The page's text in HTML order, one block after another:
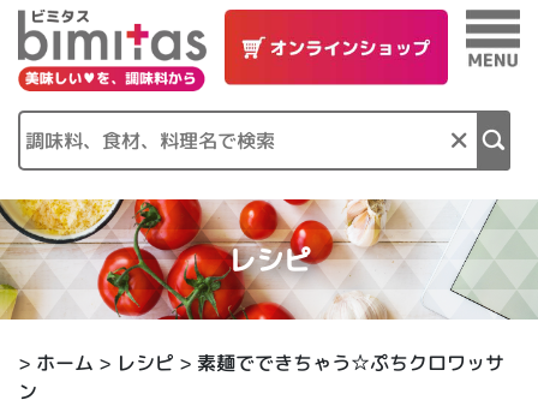
×
レシピ
> ホーム > レシピ > 素麺でできちゃう☆ぷちクロワッサ
ン